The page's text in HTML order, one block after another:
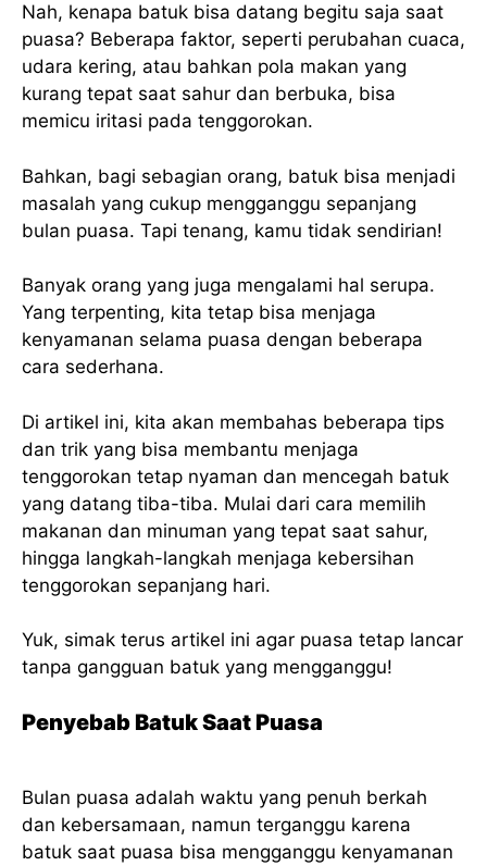
Nah, kenapa batuk bisa datang begitu saja saat
puasa? Beberapa faktor, seperti perubahan cuaca,
udara kering, atau bahkan pola makan yang
kurang tepat saat sahur dan berbuka, bisa
memicu iritasi pada tenggorokan.
Bahkan, bagi sebagian orang, batuk bisa menjadi
masalah yang cukup mengganggu sepanjang
bulan puasa. Tapi tenang, kamu tidak sendirian!
Banyak orang yang juga mengalami hal serupa.
Yang terpenting, kita tetap bisa menjaga
kenyamanan selama puasa dengan beberapa
cara sederhana.
Di artikel ini, kita akan membahas beberapa tips
dan trik yang bisa membantu menjaga
tenggorokan tetap nyaman dan mencegah batuk
yang datang tiba-tiba. Mulai dari cara memilih
makanan dan minuman yang tepat saat sahur,
hingga langkah-langkah menjaga kebersihan
tenggorokan sepanjang hari.
Yuk, simak terus artikel ini agar puasa tetap lancar
tanpa gangguan batuk yang mengganggu!
Penyebab Batuk Saat Puasa
Bulan puasa adalah waktu yang penuh berkah
dan kebersamaan, namun terganggu karena
batuk saat puasa bisa mengganggu kenyamanan